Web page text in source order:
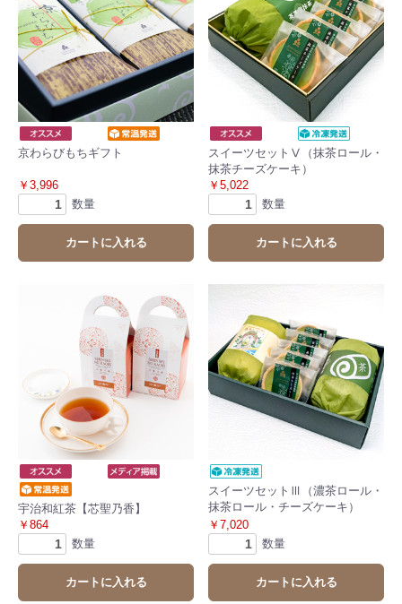
京わらびもちギフト
￥3,996
数量
カートに入れる
スイーツセットⅤ（抹茶ロール・
抹茶チーズケーキ）
￥5,022
数量
カートに入れる
宇治和紅茶【芯聖乃香】
￥864
数量
カートに入れる
スイーツセットⅢ（濃茶ロール・
抹茶ロール・チーズケーキ）
￥7,020
数量
カートに入れる